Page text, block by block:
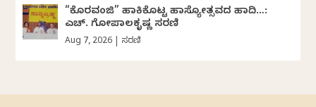
“ಕೊರವಂಜಿ” ಹಾಕಿಕೊಟ್ಟ ಹಾಸ್ಯೋತ್ಸವದ ಹಾದಿ…:
ಎಚ್. ಗೋಪಾಲಕೃಷ್ಣ ಸರಣಿ
Aug 7, 2026 ಸರಣಿ